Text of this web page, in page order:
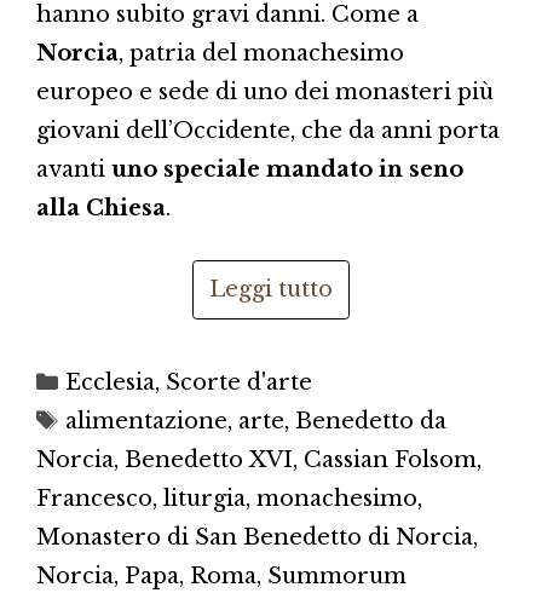
hanno subito gravi danni. Come a
Norcia, patria del monachesimo
europeo e sede di uno dei monasteri più
giovani dell’Occidente, che da anni porta
avanti uno speciale mandato in seno
alla Chiesa.
Leggi tutto
Categorie
Ecclesia, Scorte d'arte
Tag
alimentazione, arte, Benedetto da
Norcia, Benedetto XVI, Cassian Folsom,
Francesco, liturgia, monachesimo,
Monastero di San Benedetto di Norcia,
Norcia, Papa, Roma, Summorum